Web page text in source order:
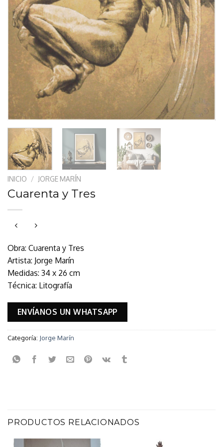
INICIO / JORGE MARÍN
Cuarenta y Tres
Obra: Cuarenta y Tres
Artista: Jorge Marín
Medidas: 34 x 26 cm
Técnica: Litografía
ENVÍANOS UN WHATSAPP
Categoría: Jorge Marín
PRODUCTOS RELACIONADOS